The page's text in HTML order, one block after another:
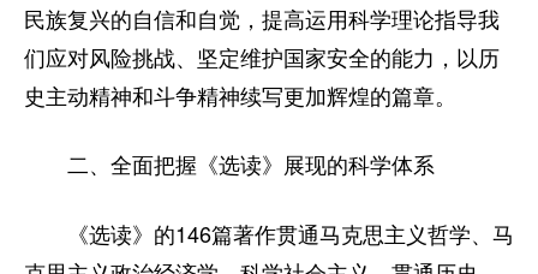
民族复兴的自信和自觉，提高运用科学理论指导我
们应对风险挑战、坚定维护国家安全的能力，以历
史主动精神和斗争精神续写更加辉煌的篇章。
二、全面把握《选读》展现的科学体系
《选读》的146篇著作贯通马克思主义哲学、马